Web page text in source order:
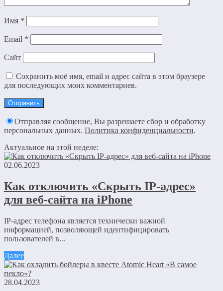
Имя *
Email *
Сайт
Сохранить моё имя, email и адрес сайта в этом браузере
для последующих моих комментариев.
Отправляя сообщение, Вы разрешаете сбор и обработку
персональных данных. Политика конфиденциальности.
Актуальное на этой неделе:
02.06.2023
Как отключить «Скрыть IP-адрес»
для веб-сайта на iPhone
IP-адрес телефона является технически важной
информацией, позволяющей идентифицировать
пользователей в...
Далее
28.04.2023